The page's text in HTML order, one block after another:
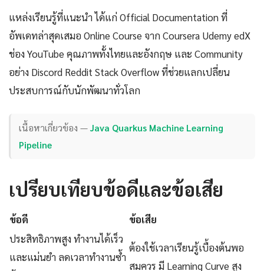
แหล่งเรียนรู้ที่แนะนำ ได้แก่ Official Documentation ที่
อัพเดทล่าสุดเสมอ Online Course จาก Coursera Udemy edX
ช่อง YouTube คุณภาพทั้งไทยและอังกฤษ และ Community
อย่าง Discord Reddit Stack Overflow ที่ช่วยแลกเปลี่ยน
ประสบการณ์กับนักพัฒนาทั่วโลก
เนื้อหาเกี่ยวข้อง —Java Quarkus Machine Learning
Pipeline
เปรียบเทียบข้อดีและข้อเสีย
ข้อดี
ข้อเสีย
ประสิทธิภาพสูง ทำงานได้เร็ว
และแม่นยำ ลดเวลาทำงานซ้ำ
ต้องใช้เวลาเรียนรู้เบื้องต้นพอ
สมควร มี Learning Curve สูง